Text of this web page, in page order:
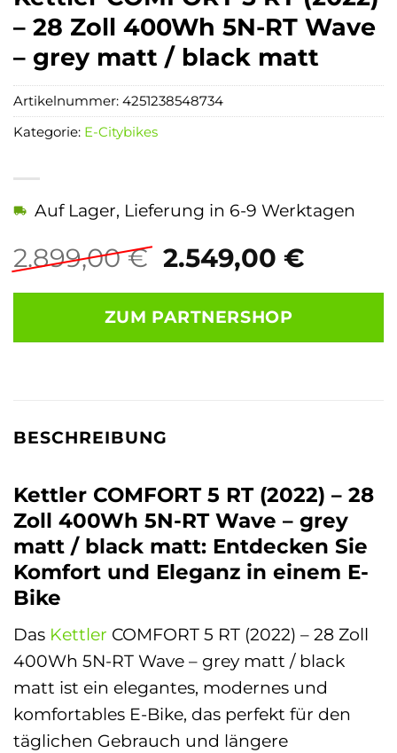
– 28 Zoll 400Wh 5N-RT Wave
– grey matt / black matt
2.899,00€ Ursprünglicher
war:
2.899,00 €
2.549,00 €
Auf Lager, Lieferung in 6-9 Werktagen
ZUM PARTNERSHOP
Artikelnummer: 4251238548734
Kategorie: E-Citybikes
BESCHREIBUNG
Kettler COMFORT 5 RT (2022) – 28
Zoll 400Wh 5N-RT Wave – grey
matt / black matt: Entdecken Sie
Komfort und Eleganz in einem E-
Bike
Das Kettler COMFORT 5 RT (2022) – 28 Zoll
400Wh 5N-RT Wave – grey matt / black
matt ist ein elegantes, modernes und
komfortables E-Bike, das perfekt für den
täglichen Gebrauch und längere